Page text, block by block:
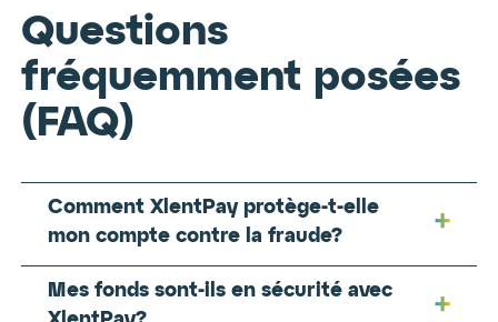
Questions
fréquemment posées
(FAQ)
Comment XlentPay protège-t-elle
mon compte contre la fraude?
Nous utilisons des systèmes de
détection de fraude alimentés par l’IA
qui surveillent les transactions en
Mes fonds sont-ils en sécurité avec